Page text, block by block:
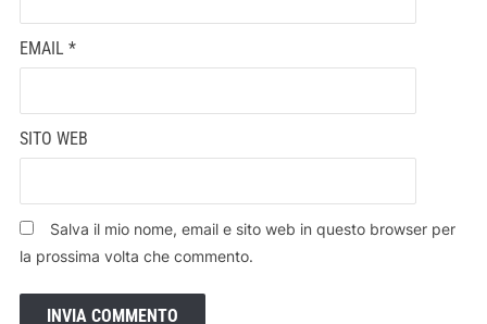
EMAIL *
SITO WEB
Salva il mio nome, email e sito web in questo browser per
la prossima volta che commento.